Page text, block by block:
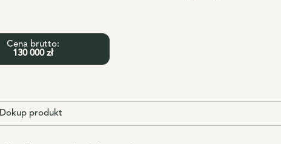
Cena brutto:
130 000 zł
Dokup produkt